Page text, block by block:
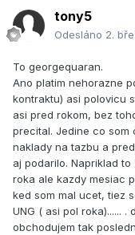
tony5
Odesláno 2.
To georgequaran.
Ano platim nehorazne
kontraktu) asi polovicu
asi pred rokom, bez
precital. Jedine co som
naklady na tazbu a
aj podarilo. Napriklad
roka ale kazdy mesiac
ked som mal ucet, tiez
UNG ( asi pol roka)......
obchodujem tak